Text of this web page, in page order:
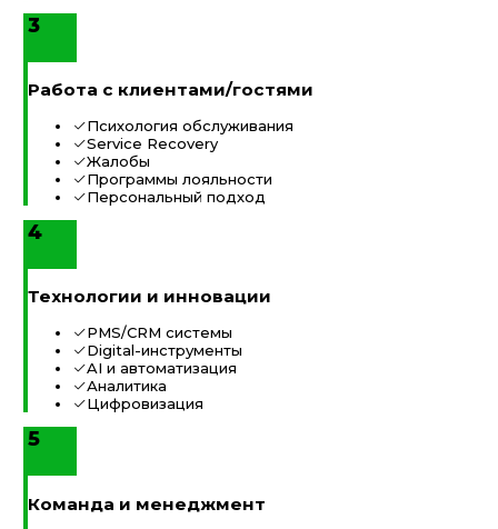
3
Работа с клиентами/гостями
Психология обслуживания
Service Recovery
Жалобы
Программы лояльности
Персональный подход
4
Технологии и инновации
PMS/CRM системы
Digital-инструменты
AI и автоматизация
Аналитика
Цифровизация
5
Команда и менеджмент